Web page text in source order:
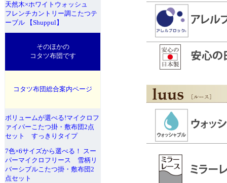
天然木×ホワイトウォッシュ
フレンチカントリー調こたつテ
ーブル 【Shuppul】
そのほかの
コタツ布団です
コタツ布団総合案内ページ
ボリュームが選べる!マイクロフ
ァイバーこたつ掛・敷布団2点
セット すっきりタイプ
7色×6サイズから選べる！ スー
パーマイクロフリース 雪柄リ
バーシブルこたつ掛・敷布団2
点セット